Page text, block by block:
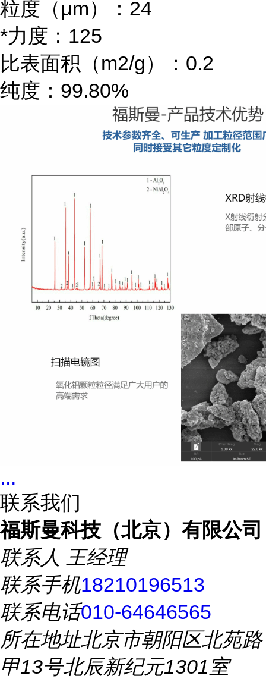
粒度（μm）：24
*力度：125
比表面积（m2/g）：0.2
纯度：99.80%
...
联系我们
福斯曼科技（北京）有限公司
联系人 王经理
联系手机18210196513
联系电话010-64646565
所在地址北京市朝阳区北苑路
甲13号北辰新纪元1301室